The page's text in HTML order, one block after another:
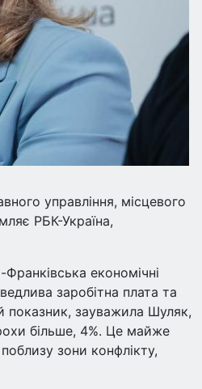
управління, місцевого
РБК-Україна,
економічні
заробітна плата та
зауважила Шуляк,
більше, 4%. Це майже
зони конфлікту,